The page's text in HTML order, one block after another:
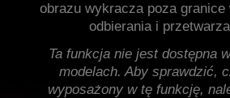
obrazu wykracza poza granice
odbierania i
Ta funkcja nie jest dostępna
modelach. Aby sprawdzić,
wyposażony w tę funkcję,